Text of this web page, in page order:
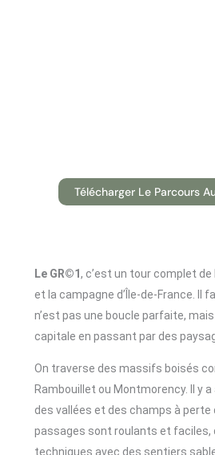
Télécharger Le Parcours
Le GR©1, c’est un tour complet
et la campagne d’Île-de-France. Il
n’est pas une boucle parfaite,
capitale en passant par des
On traverse des massifs boisés
Rambouillet ou Montmorency. Il y
des vallées et des champs à perte
passages sont roulants et faciles,
techniques avec des sentiers